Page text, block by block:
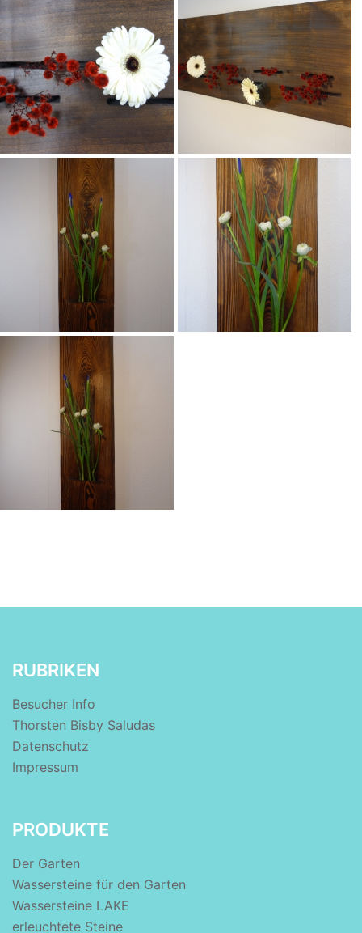
RUBRIKEN
Besucher Info
Thorsten Bisby Saludas
Datenschutz
Impressum
PRODUKTE
Der Garten
Wassersteine für den Garten
Wassersteine LAKE
erleuchtete Steine